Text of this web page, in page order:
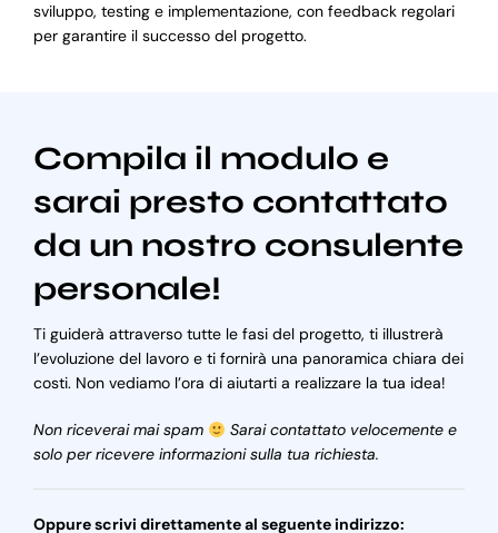
sviluppo, testing e implementazione, con feedback regolari
per garantire il successo del progetto.
Compila il modulo e
sarai presto contattato
da un nostro consulente
personale!
Ti guiderà attraverso tutte le fasi del progetto, ti illustrerà
l’evoluzione del lavoro e ti fornirà una panoramica chiara dei
costi. Non vediamo l’ora di aiutarti a realizzare la tua idea!
Non riceverai mai spam
Sarai contattato velocemente e
solo per ricevere informazioni sulla tua richiesta.
Oppure scrivi direttamente al seguente indirizzo: